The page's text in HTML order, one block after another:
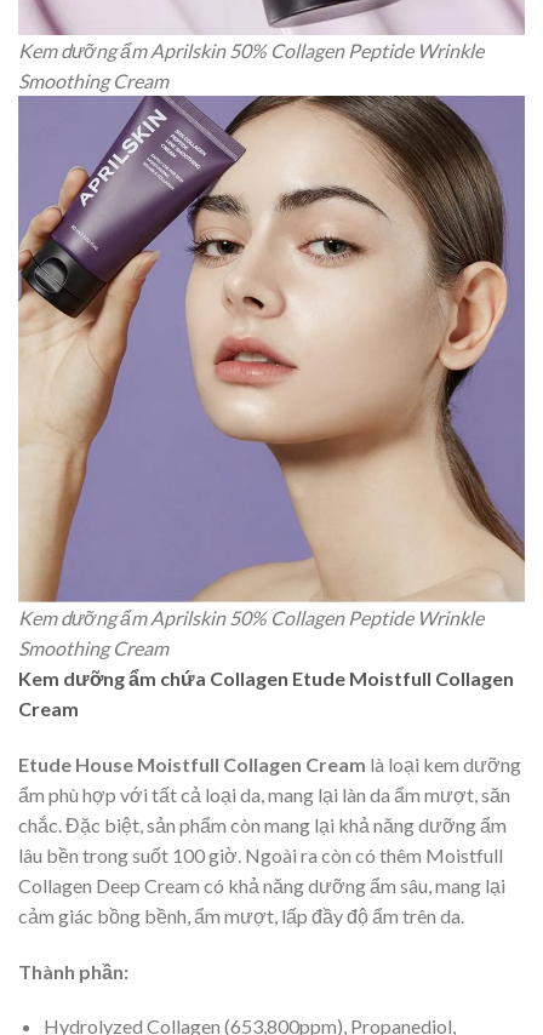
Kem dưỡng ẩm Aprilskin 50% Collagen Peptide Wrinkle
Smoothing Cream
Kem dưỡng ẩm Aprilskin 50% Collagen Peptide Wrinkle
Smoothing Cream
Kem dưỡng ẩm chứa Collagen Etude Moistfull Collagen
Cream
Etude House Moistfull Collagen Cream là loại kem dưỡng
ẩm phù hợp với tất cả loại da, mang lại làn da ẩm mượt, săn
chắc. Đặc biệt, sản phẩm còn mang lại khả năng dưỡng ẩm
lâu bền trong suốt 100 giờ. Ngoài ra còn có thêm Moistfull
Collagen Deep Cream có khả năng dưỡng ẩm sâu, mang lại
cảm giác bồng bềnh, ẩm mượt, lấp đầy độ ẩm trên da.
Thành phần:
Hydrolyzed Collagen (653,800ppm), Propanediol,